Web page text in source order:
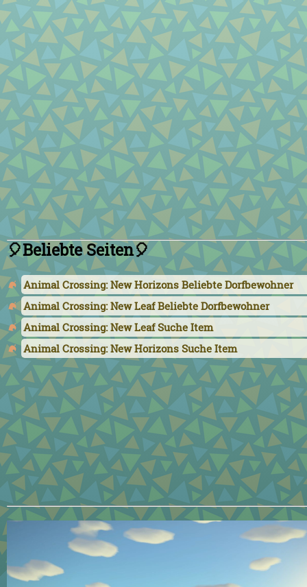
🎈Beliebte Seiten🎈
Animal Crossing: New Horizons Beliebte Dorfbewohner
Animal Crossing: New Leaf Beliebte Dorfbewohner
Animal Crossing: New Leaf Suche Item
Animal Crossing: New Horizons Suche Item